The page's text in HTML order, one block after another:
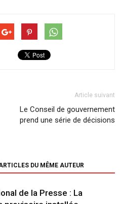
Article suivant
Le Conseil de gouvernement
prend une série de décisions
DU MÊME AUTEUR
de la Presse : La